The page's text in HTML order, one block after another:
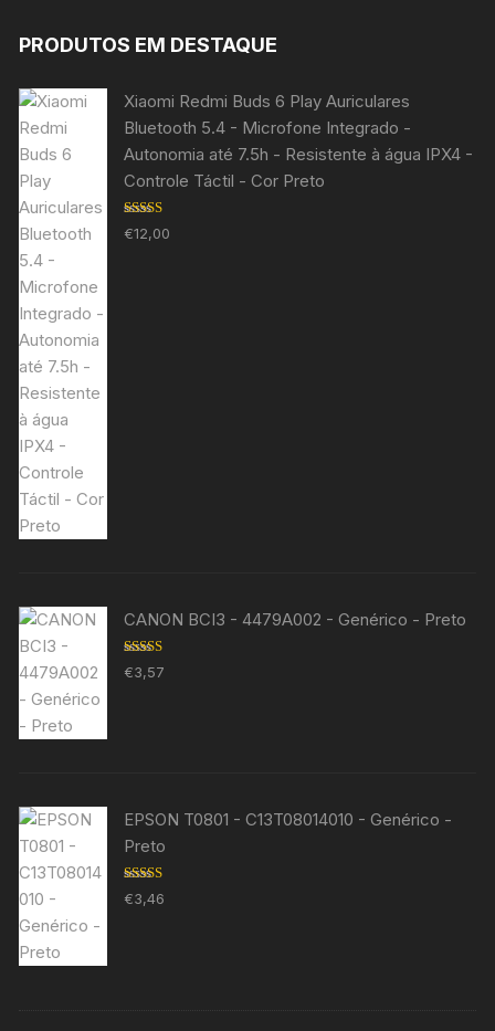
PRODUTOS EM DESTAQUE
Xiaomi Redmi Buds 6 Play Auriculares
Bluetooth 5.4 - Microfone Integrado -
Autonomia até 7.5h - Resistente à água IPX4 -
Controle Táctil - Cor Preto
Avaliação
5.00de 5
€12,00
CANON BCI3 - 4479A002 - Genérico - Preto
Avaliação
5.00de 5
€3,57
EPSON T0801 - C13T08014010 - Genérico -
Preto
Avaliação
5.00 de 5
€3,46